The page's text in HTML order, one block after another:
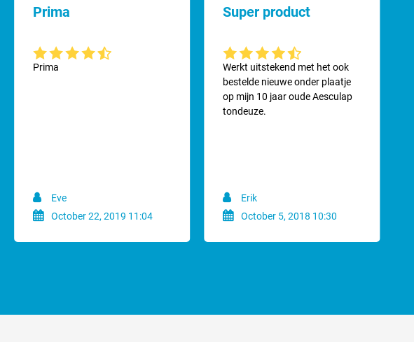
sterren
Prima
Gemiddelde waardering van 4.8 van 5 sterren
Prima
Eve
October 22, 2019 11:04
Super product
Gemiddelde waardering van 4.8 van 5 sterren
Werkt uitstekend met het ook
bestelde nieuwe onder plaatje
op mijn 10 jaar oude Aesculap
tondeuze.
Erik
October 5, 2018 10:30